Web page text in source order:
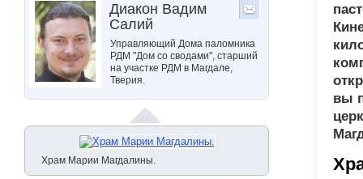
Диакон Вадим
Салий
Управляющий Дома паломника
РДМ "Дом со сводами", старший
на участке РДМ в Магдале,
Тверия.
Храм Марии Магдалины.
вы